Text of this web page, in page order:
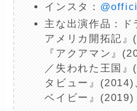
インスタ：
主な出演作品：ド
アメリカ開拓記
『アクアマン』
／失われた王国
タビュー』(2014)
ベイビー』(2019)